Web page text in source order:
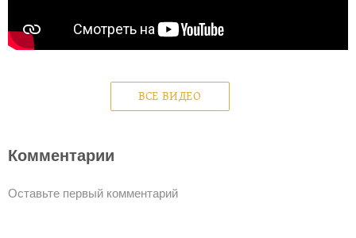
ВСЕ ВИДЕО
Комментарии
Оставьте первый комментарий